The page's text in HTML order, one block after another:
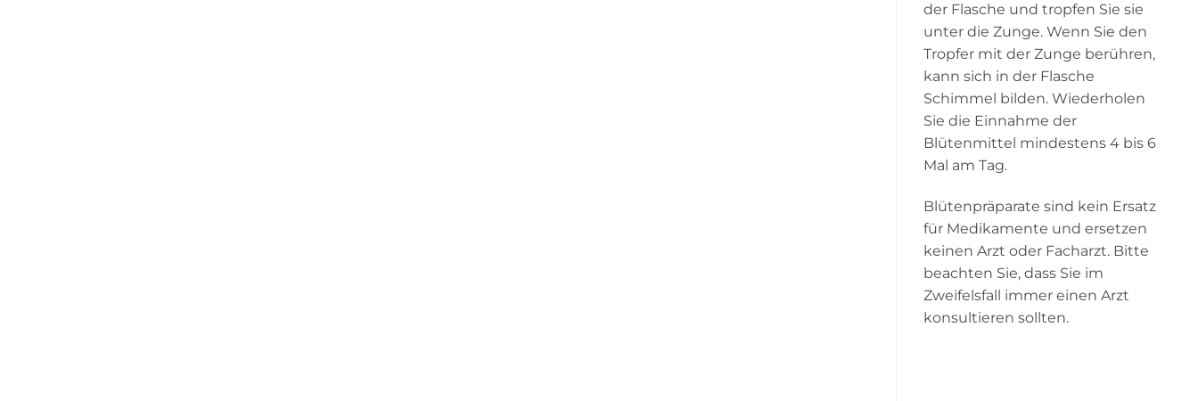
der Flasche und tropfen Sie sie
unter die Zunge. Wenn Sie den
Tropfer mit der Zunge berühren,
kann sich in der Flasche
Schimmel bilden. Wiederholen
Sie die Einnahme der
Blütenmittel mindestens 4 bis 6
Mal am Tag.
Blütenpräparate sind kein Ersatz
für Medikamente und ersetzen
keinen Arzt oder Facharzt. Bitte
beachten Sie, dass Sie im
Zweifelsfall immer einen Arzt
konsultieren sollten.